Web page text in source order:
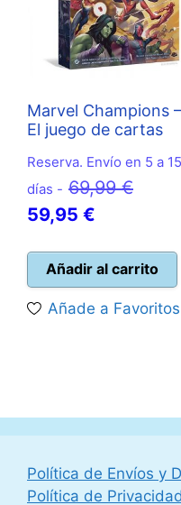
Marvel Champions –
El juego de cartas
Reserva. Envío en 5 a 15
días - 69,99€El
era:
69,99
59,95 €
actual
es:
59,95 €.
Añadir al carrito
Añade a Favoritos
Política de Envíos y
Política de Privacidad